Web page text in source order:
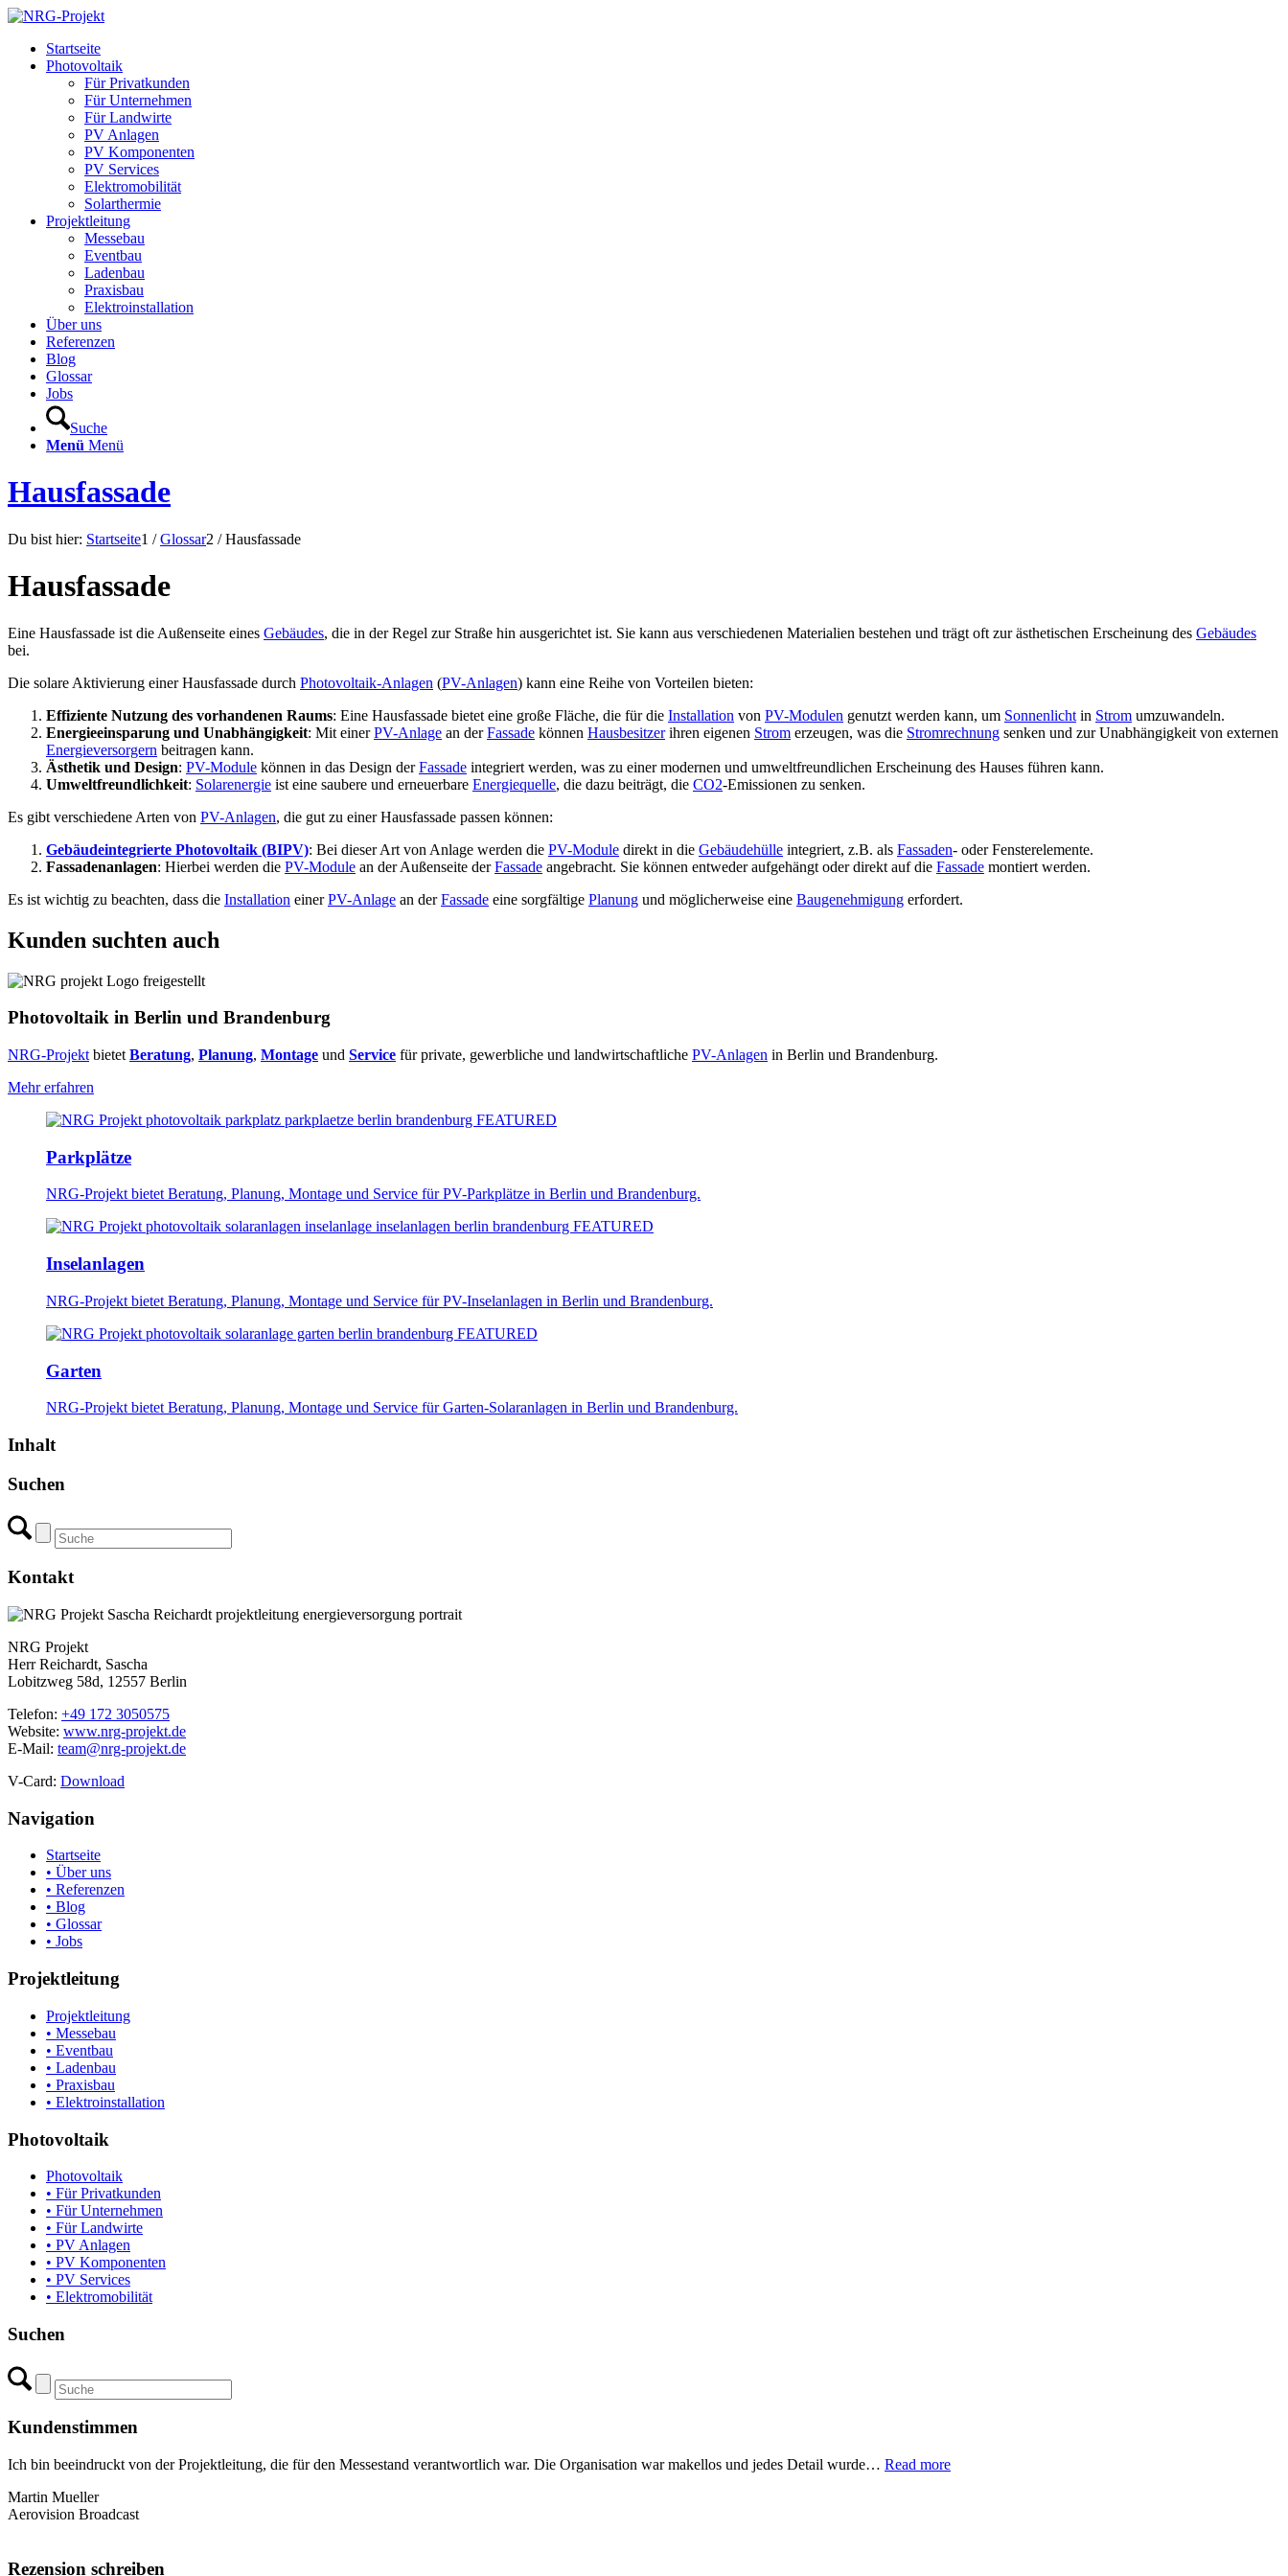
Startseite
Photovoltaik
Für Privatkunden
Für Unternehmen
Für Landwirte
PV Anlagen
PV Komponenten
PV Services
Elektromobilität
Solarthermie
Projektleitung
Messebau
Eventbau
Ladenbau
Praxisbau
Elektroinstallation
Über uns
Referenzen
Blog
Glossar
Jobs
Suche
Menü Menü
Hausfassade
Du bist hier: Startseite1 / Glossar2 / Hausfassade
Hausfassade
Eine Hausfassade ist die Außenseite eines Gebäudes, die in der Regel zur Straße hin ausgerichtet ist. Sie kann aus verschiedenen Materialien bestehen und trägt oft zur ästhetischen Erscheinung des Gebäudes
bei.
Die solare Aktivierung einer Hausfassade durch Photovoltaik-Anlagen (PV-Anlagen) kann eine Reihe von Vorteilen bieten:
Effiziente Nutzung des vorhandenen Raums: Eine Hausfassade bietet eine große Fläche, die für die Installation von PV-Modulen genutzt werden kann, um Sonnenlicht in Strom umzuwandeln.
Energieeinsparung und Unabhängigkeit: Mit einerPV-Anlage an derFassade können Hausbesitzerihren eigenen Strom erzeugen, was die Stromrechnung senken und zur Unabhängigkeit von externen
Energieversorgern beitragen kann.
Ästhetik und Design: PV-Module können in das Design derFassade integriert werden, was zu einer modernen und umweltfreundlichen Erscheinung des Hauses führen kann.
Umweltfreundlichkeit: Solarenergie ist eine saubere und erneuerbare Energiequelle, die dazu beiträgt, die CO2-Emissionen zu senken.
Es gibt verschiedene Arten von PV-Anlagen, die gut zu einer Hausfassade passen können:
Gebäudeintegrierte Photovoltaik (BIPV): Bei dieser Art von Anlage werden die PV-Module direkt in die Gebäudehülle integriert, z.B. als Fassaden- oder Fensterelemente.
Fassadenanlagen: Hierbei werden die PV-Module an der Außenseite derFassade angebracht. Sie können entweder aufgehängt oder direkt auf die Fassade montiert werden.
Es ist wichtig zu beachten, dass die Installation einerPV-Anlage an derFassade eine sorgfältige Planung und möglicherweise eine Baugenehmigung erfordert.
Kunden suchten auch
Photovoltaik in Berlin und Brandenburg
NRG-Projekt bietet Beratung, Planung, Montage und Service für private, gewerbliche und landwirtschaftliche PV-Anlagen in Berlin und Brandenburg.
Mehr erfahren
Parkplätze
NRG-Projekt bietet Beratung, Planung, Montage und Service für PV-Parkplätze in Berlin und Brandenburg.
Inselanlagen
NRG-Projekt bietet Beratung, Planung, Montage und Service für PV-Inselanlagen in Berlin und Brandenburg.
Garten
NRG-Projekt bietet Beratung, Planung, Montage und Service für Garten-Solaranlagen in Berlin und Brandenburg.
Inhalt
Suchen
Kontakt
NRG Projekt
Herr Reichardt, Sascha
Lobitzweg 58d, 12557 Berlin
Telefon: +49 172 3050575
Website: www.nrg-projekt.de
E-Mail: team@nrg-projekt.de
V-Card: Download
Navigation
Startseite
• Über uns
• Referenzen
• Blog
• Glossar
• Jobs
Projektleitung
Projektleitung
• Messebau
• Eventbau
• Ladenbau
• Praxisbau
• Elektroinstallation
Photovoltaik
Photovoltaik
• Für Privatkunden
• Für Unternehmen
• Für Landwirte
• PV Anlagen
• PV Komponenten
• PV Services
• Elektromobilität
Suchen
Kundenstimmen
Ich bin beeindruckt von der Projektleitung, die für den Messestand verantwortlich war. Die Organisation war makellos und jedes Detail wurde… Read more„Martin
Martin Mueller
Aerovision Broadcast
Rezension schreiben